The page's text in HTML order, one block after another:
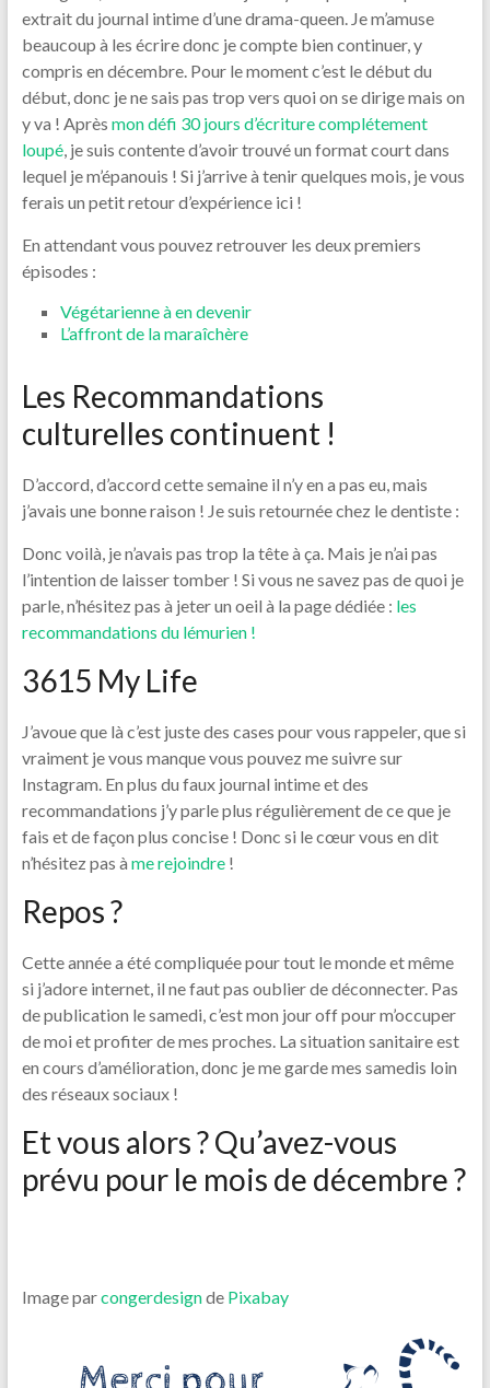
extrait du journal intime d’une drama-queen. Je m’amuse
beaucoup à les écrire donc je compte bien continuer, y
compris en décembre. Pour le moment c’est le début du
début, donc je ne sais pas trop vers quoi on se dirige mais on
y va ! Après mon défi 30 jours d’écriture complétement
loupé, je suis contente d’avoir trouvé un format court dans
lequel je m’épanouis ! Si j’arrive à tenir quelques mois, je vous
ferais un petit retour d’expérience ici !
En attendant vous pouvez retrouver les deux premiers
épisodes :
Végétarienne à en devenir
L’affront de la maraîchère
Les Recommandations
culturelles continuent !
D’accord, d’accord cette semaine il n’y en a pas eu, mais
j’avais une bonne raison ! Je suis retournée chez le dentiste :
Donc voilà, je n’avais pas trop la tête à ça. Mais je n’ai pas
l’intention de laisser tomber ! Si vous ne savez pas de quoi je
parle, n’hésitez pas à jeter un oeil à la page dédiée : les
recommandations du lémurien !
3615 My Life
J’avoue que là c’est juste des cases pour vous rappeler, que si
vraiment je vous manque vous pouvez me suivre sur
Instagram. En plus du faux journal intime et des
recommandations j’y parle plus régulièrement de ce que je
fais et de façon plus concise ! Donc si le cœur vous en dit
n’hésitez pas à me rejoindre!
Repos ?
Cette année a été compliquée pour tout le monde et même
si j’adore internet, il ne faut pas oublier de déconnecter. Pas
de publication le samedi, c’est mon jour off pour m’occuper
de moi et profiter de mes proches. La situation sanitaire est
en cours d’amélioration, donc je me garde mes samedis loin
des réseaux sociaux !
Et vous alors ? Qu’avez-vous
prévu pour le mois de décembre ?
Image parcongerdesignde Pixabay